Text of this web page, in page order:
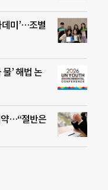
데미’…조별
’ 해법 논
약…“절반은